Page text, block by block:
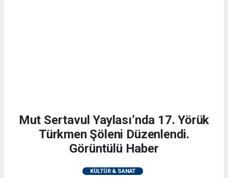
Mut Sertavul Yaylası’nda 17. Yörük
Türkmen Şöleni Düzenlendi.
Görüntülü Haber
KÜLTÜR & SANAT